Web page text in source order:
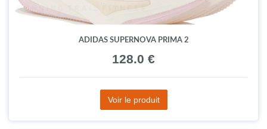
ADIDAS SUPERNOVA PRIMA 2
128.0 €
Voir le produit